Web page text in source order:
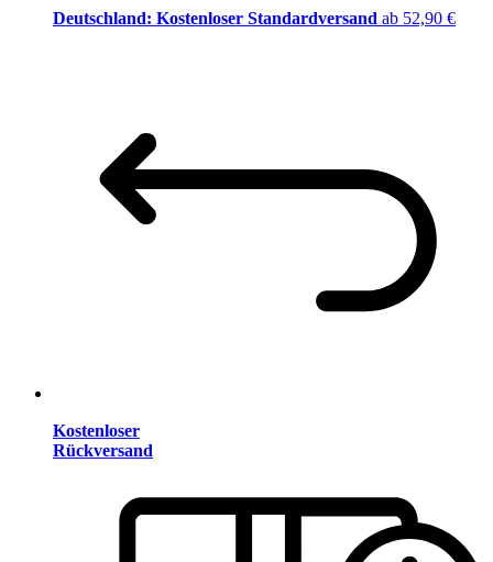
Deutschland: Kostenloser Standardversand ab 52,90 €
Kostenloser
Rückversand